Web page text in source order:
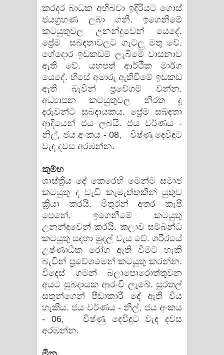
කරදර බාධක අභිබවා ඉදිරියට ගොස්
ජයග්‍රහණ ලබා ගනී. ඉගෙනීමේ
කටයුතුවල උනන්දුවෙන් යෙදේ.
ප්‍රේම සබඳතාවලට ගැටලු මතු වේ.
ගේදොර ඉඩකඩම් ලැබීමේ වාසනාව
ඇති වේ. යහපත් ආර්ථික මාර්ග
යෙදේ. හිසේ අමාරු ඇතිවීමේ ඉඩකඩ
ඇති බැවින් ප්‍රවේශම් වන්න.
අධ්‍යාපන කටයුතුවල නිරත දූ
දරුවන්ට සුබදායකය. ප්‍රේම සබඳතා
ආදියෙන් ජය ලබයි. ජය වර්ණය -
නිල්, ජය අංකය - 08, විෂ්ණු දෙවිඳුට
වැඳ දවස අරඹන්න.
කුම්භ
ශාස්ත්‍රීය දේ කෙරෙහි මෙන්ම සමාජ
කටයුතු ද වැඩි කැමැත්තකින් යුතුව
ක්‍රියා කරයි. මිතුරන් අතර කැපී
පෙනේ. ඉගෙනීමේ කටයුතු
උනන්දුවෙන් කරයි. කලාව සම්බන්ධ
කටයුතු සඳහා මුදල් වැය වේ. ශරීරයේ
උෂ්ණාධික රෝග ඇති වීමට හැකි
බැවින් ප්‍රවේශමෙන් කටයුතු කරන්න.
විදෙස් ගමන් බලාපොරොත්තුවන
අයට සුබදායක ආරංචි ලැබේ. සුරතල්
සතුන්ගෙන් පීඩාකාරී දේ ඇති විය
හැකිය. ජය වර්ණය - නිල්, ජය අංකය
- 06, විෂ්ණු දෙවිඳුට වැඳ දවස
අරඹන්න.